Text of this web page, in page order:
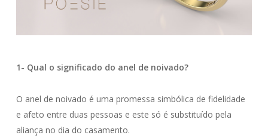
1- Qual o significado do anel de noivado?
O anel de noivado é uma promessa simbólica de fidelidade
e afeto entre duas pessoas e este só é substituído pela
aliança no dia do casamento.